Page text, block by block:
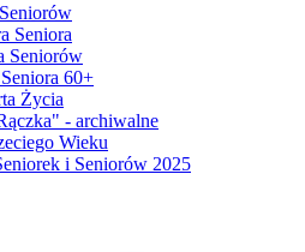
Seniora
Seniorów
60+
Życia
- archiwalne
Wieku
i Seniorów 2025